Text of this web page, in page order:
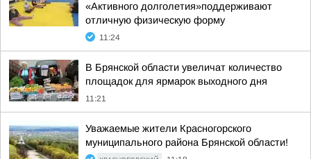
«Активного долголетия»поддерживают
отличную физическую форму
11:24
В Брянской области увеличат количество
площадок для ярмарок выходного дня
11:21
Уважаемые жители Красногорского
муниципального района Брянской области!